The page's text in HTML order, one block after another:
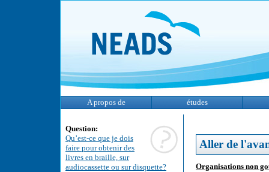
A propos de études
Question:
Qu’est-ce que je dois
faire pour obtenir des
livres en braille, sur
audiocassette ou sur disquette?
Aller de
Organisations non